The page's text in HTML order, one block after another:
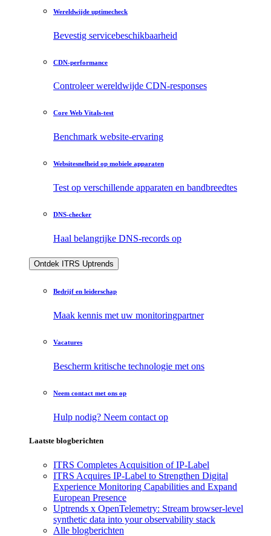
Wereldwijde uptimecheck
Bevestig servicebeschikbaarheid
CDN-performance
Controleer wereldwijde CDN-responses
Core Web Vitals-test
Benchmark website-ervaring
Websitesnelheid op mobiele apparaten
Test op verschillende apparaten en bandbreedtes
DNS-checker
Haal belangrijke DNS-records op
Ontdek ITRS Uptrends
Bedrijf en leiderschap
Maak kennis met uw monitoringpartner
Vacatures
Bescherm kritische technologie met ons
Neem contact met ons op
Hulp nodig? Neem contact op
Laatste blogberichten
ITRS Completes Acquisition of IP-Label
ITRS Acquires IP-Label to Strengthen Digital
Experience Monitoring Capabilities and Expand
European Presence
Uptrends x OpenTelemetry: Stream browser-level
synthetic data into your observability stack
Alle blogberichten